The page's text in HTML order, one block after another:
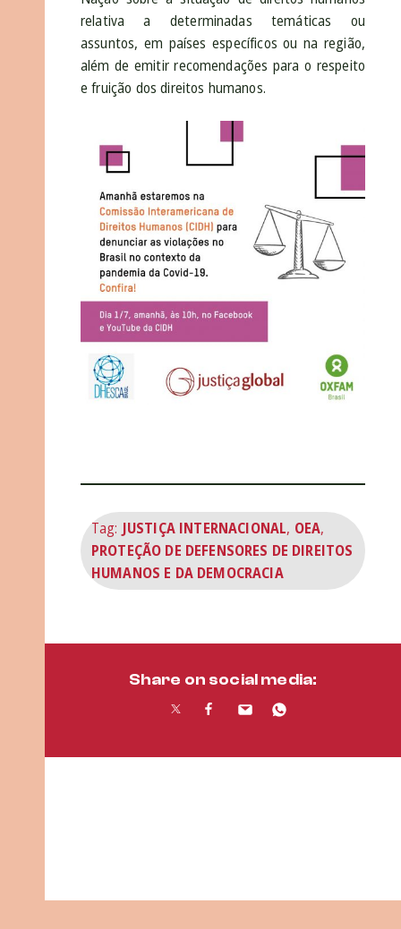
relativa a determinadas temáticas ou
assuntos, em países específicos ou na região,
além de emitir recomendações para o respeito
e fruição dos direitos humanos.
Tag: JUSTIÇA INTERNACIONAL, OEA,
PROTEÇÃO DE DEFENSORES DE DIREITOS
HUMANOS E DA DEMOCRACIA
Share on social media: